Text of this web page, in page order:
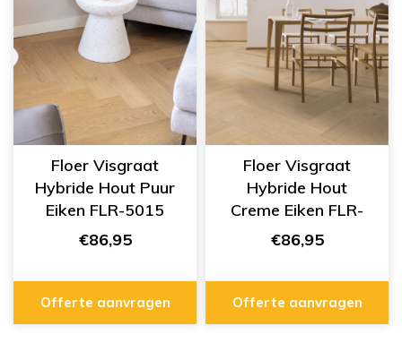
Floer Visgraat
Hybride Hout Puur
Eiken FLR-5015
€86,95
Offerte aanvragen
Floer Visgraat
Hybride Hout
Creme Eiken FLR-
5014
€86,95
Offerte aanvragen